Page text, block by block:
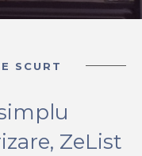
SCURT
ZeList